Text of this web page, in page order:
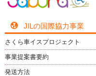
JILの国際協力事業
さくら車イスプロジェクト
事業提案書要約
発送方法